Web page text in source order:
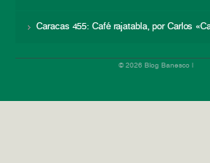
Caracas 455: Café rajatabla, por Carlos
© 2026 Blog Banesco |